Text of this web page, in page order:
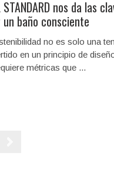
STANDARD nos da las
baño consciente
no es solo una
en un principio de
métricas que ...